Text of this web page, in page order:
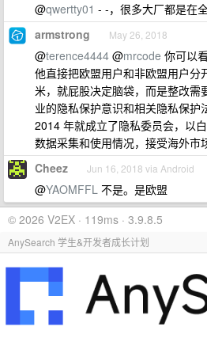
@qwertty01 - -，很多大厂都是在
armstrong May 26, 2018
@terence4444 @mrcode 你可以
他直接把欧盟用户和非欧盟用户分
米，就屁股决定脑袋，而是整改需
业的隐私保护意识和相关隐私保护
2014 年就成立了隐私委员会，以
数据采集和使用情况，接受海外市
Cheez Jun 16, 2018 via Android
@YAOMFFL 不是。是欧盟
© 2026 V2EX · 119ms · 3.9.8.5
AnySearch 学生&开发者成长计划